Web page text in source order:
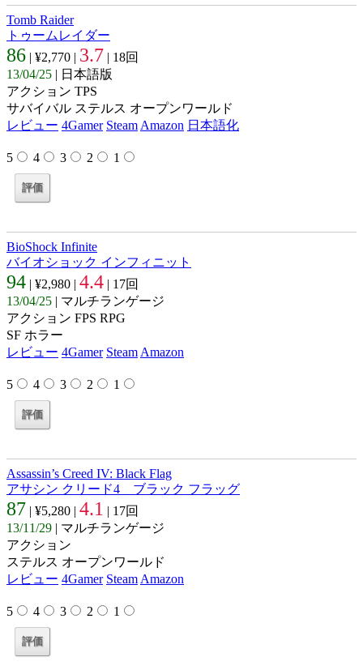
Tomb Raider
トゥームレイダー
86 | ¥2,770 | 3.7 | 18回
13/04/25 | 日本語版
アクション TPS
サバイバル ステルス オープンワールド
レビュー 4Gamer Steam Amazon 日本語化
5 4 3 2 1
BioShock Infinite
バイオショック インフィニット
94 | ¥2,980 | 4.4 | 17回
13/04/25 | マルチランゲージ
アクション FPS RPG
SF ホラー
レビュー 4Gamer Steam Amazon
5 4 3 2 1
Assassin’s Creed IV: Black Flag
アサシン クリード4 ブラック フラッグ
87 | ¥5,280 | 4.1 | 17回
13/11/29 | マルチランゲージ
アクション
ステルス オープンワールド
レビュー 4Gamer Steam Amazon
5 4 3 2 1